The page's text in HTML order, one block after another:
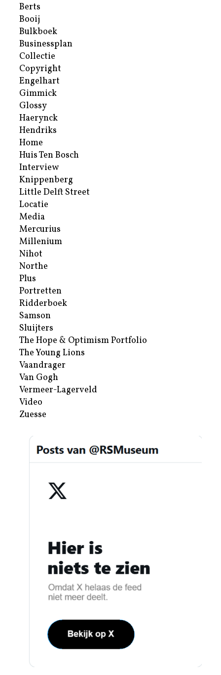
Berts
Booij
Bulkboek
Businessplan
Collectie
Copyright
Engelhart
Gimmick
Glossy
Haerynck
Hendriks
Home
Huis Ten Bosch
Interview
Knippenberg
Little Delft Street
Locatie
Media
Mercurius
Millenium
Nihot
Northe
Plus
Portretten
Ridderboek
Samson
Sluijters
The Hope & Optimism Portfolio
The Young Lions
Vaandrager
Van Gogh
Vermeer-Lagerveld
Video
Zuesse